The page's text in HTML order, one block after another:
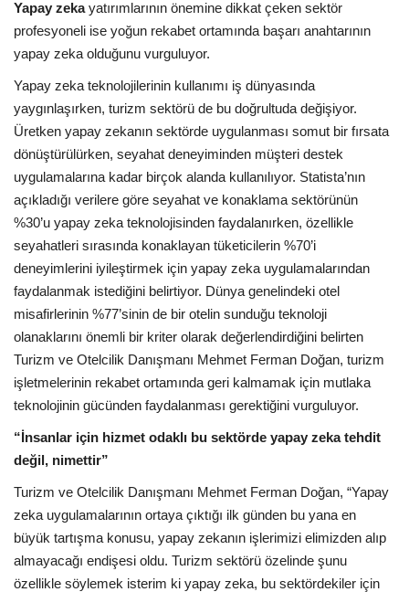
Yorumlar
Video Tanıtım
Köşe Yazarları
Galeri
Yapay zekayatırımlarının önemine dikkat çeken sektör
profesyoneli ise yoğun rekabet ortamında başarı anahtarının
yapay zeka olduğunu vurguluyor.
Yapay zeka teknolojilerinin kullanımı iş dünyasında
yaygınlaşırken, turizm sektörü de bu doğrultuda değişiyor.
Üretken yapay zekanın sektörde uygulanması somut bir fırsata
dönüştürülürken, seyahat deneyiminden müşteri destek
uygulamalarına kadar birçok alanda kullanılıyor. Statista’nın
açıkladığı verilere göre seyahat ve konaklama sektörünün
%30’u yapay zeka teknolojisinden faydalanırken, özellikle
seyahatleri sırasında konaklayan tüketicilerin %70’i
deneyimlerini iyileştirmek için yapay zeka uygulamalarından
faydalanmak istediğini belirtiyor. Dünya genelindeki otel
misafirlerinin %77’sinin de bir otelin sunduğu teknoloji
olanaklarını önemli bir kriter olarak değerlendirdiğini belirten
Turizm ve Otelcilik Danışmanı Mehmet Ferman Doğan, turizm
işletmelerinin rekabet ortamında geri kalmamak için mutlaka
teknolojinin gücünden faydalanması gerektiğini vurguluyor.
“İnsanlar için hizmet odaklı bu sektörde yapay zeka tehdit
değil, nimettir”
Turizm ve Otelcilik Danışmanı Mehmet Ferman Doğan, “Yapay
zeka uygulamalarının ortaya çıktığı ilk günden bu yana en
büyük tartışma konusu, yapay zekanın işlerimizi elimizden alıp
almayacağı endişesi oldu. Turizm sektörü özelinde şunu
özellikle söylemek isterim ki yapay zeka, bu sektördekiler için